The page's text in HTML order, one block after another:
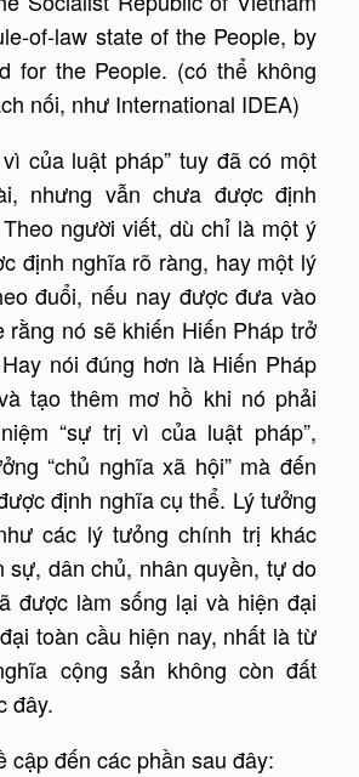
of-law state of the People, by
for the People. (có thể không
nối, như International IDEA)
của luật pháp” tuy đã có một
nhưng vẫn chưa được định
người viết, dù chỉ là một ý
định nghĩa rõ ràng, hay một lý
đuổi, nếu nay được đưa vào
rằng nó sẽ khiến Hiến Pháp trở
nói đúng hơn là Hiến Pháp
tạo thêm mơ hồ khi nó phải
“sự trị vì của luật pháp”,
“chủ nghĩa xã hội” mà đến
định nghĩa cụ thể. Lý tưởng
các lý tưỏng chính trị khác
sự, dân chủ, nhân quyền, tự do
được làm sống lại và hiện đại
toàn cầu hiện nay, nhất là từ
cộng sản không còn đất
đây.
cập đến các phần sau đây: